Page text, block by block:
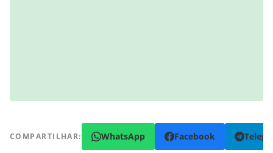
COMPARTILHAR: WhatsApp Facebook